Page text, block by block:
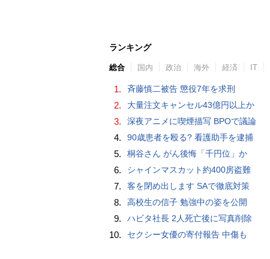
ランキング
総合 国内 政治 海外 経済 IT
1. 斉藤慎二被告 懲役7年を求刑
2. 大量注文キャンセル43億円以上か
3. 深夜アニメに喫煙描写 BPOで議論
4. 90歳患者を殴る? 看護助手を逮捕
5. 桐谷さん がん後悔「千円位」か
6. シャインマスカット約400房盗難
7. 客を閉め出します SAで徹底対策
8. 高校生の信子 勉強中の姿を公開
9. ハビタ社長 2人死亡後に写真削除
10. セクシー女優の寄付報告 中傷も